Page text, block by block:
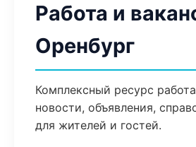
Работа и
Оренбург
Комплексный ресурс
новости, объявления,
для жителей и гостей.